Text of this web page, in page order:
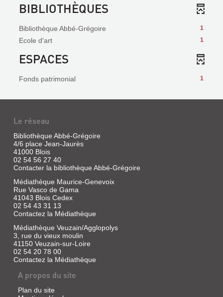
BIBLIOTHÈQUES
1
Bibliothèque Abbé-Grégoire
1
Ecole d'art
ESPACES
1
Fonds patrimonial
Le réseau
Bibliothèque Abbé-Grégoire
4/6 place Jean-Jaurès
41000 Blois
02 54 56 27 40
Contacter la bibliothèque Abbé-Grégoire
Médiathèque Maurice-Genevoix
Rue Vasco de Gama
41043 Blois Cedex
02 54 43 31 13
Contactez la Médiathèque
Médiathèque Veuzain/Agglopolys
3, rue du vieux moulin
41150 Veuzain-sur-Loire
02 54 20 78 00
Contactez la Médiathèque
A propos du site
Plan du site